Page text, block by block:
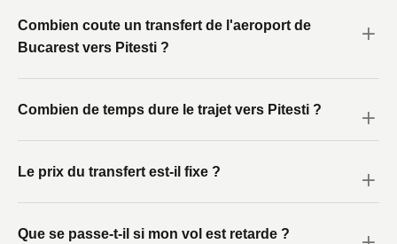
Combien coute un transfert de l'aeroport de
Bucarest vers Pitesti ?
Combien de temps dure le trajet vers Pitesti ?
Le prix du transfert est-il fixe ?
Que se passe-t-il si mon vol est retarde ?